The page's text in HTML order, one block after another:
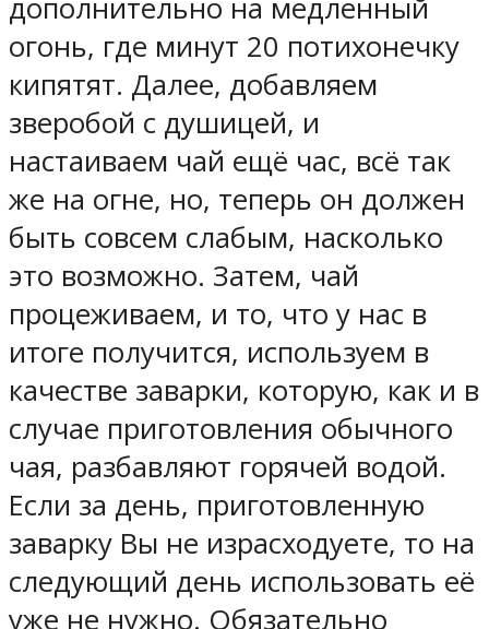
дополнительно на медленный
огонь, где минут 20 потихонечку
кипятят. Далее, добавляем
зверобой с душицей, и
настаиваем чай ещё час, всё так
же на огне, но, теперь он должен
быть совсем слабым, насколько
это возможно. Затем, чай
процеживаем, и то, что у нас в
итоге получится, используем в
качестве заварки, которую, как и в
случае приготовления обычного
чая, разбавляют горячей водой.
Если за день, приготовленную
заварку Вы не израсходуете, то на
следующий день использовать её
уже не нужно. Обязательно